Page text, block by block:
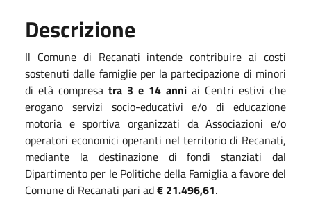
Descrizione
Il Comune di Recanati intende contribuire ai costi
sostenuti dalle famiglie per la partecipazione di minori
di età compresa tra 3 e 14 anni ai Centri estivi che
erogano servizi socio-educativi e/o di educazione
motoria e sportiva organizzati da Associazioni e/o
operatori economici operanti nel territorio di Recanati,
mediante la destinazione di fondi stanziati dal
Dipartimento per le Politiche della Famiglia a favore del
Comune di Recanati pari ad€ 21.496,61.